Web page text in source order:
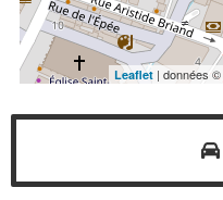
Leaflet | données ©